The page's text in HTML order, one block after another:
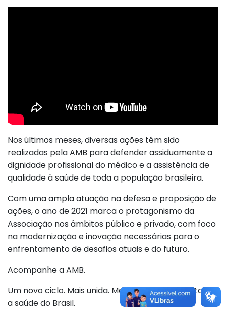
Nos últimos meses, diversas ações têm sido
realizadas pela AMB para defender assiduamente a
dignidade profissional do médico e a assistência de
qualidade à saúde de toda a população brasileira.
Com uma ampla atuação na defesa e proposição de
ações, o ano de 2021 marca o protagonismo da
Associação nos âmbitos público e privado, com foco
na modernização e inovação necessárias para o
enfrentamento de desafios atuais e do futuro.
Acompanhe a AMB.
Um novo ciclo. Mais unida. Mais integrada. Para toda
a saúde do Brasil.